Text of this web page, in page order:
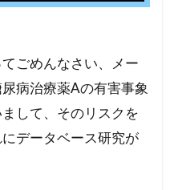
ごめんなさい、メー
病治療薬Aの有害事象
して、そのリスクを
データベース研究が